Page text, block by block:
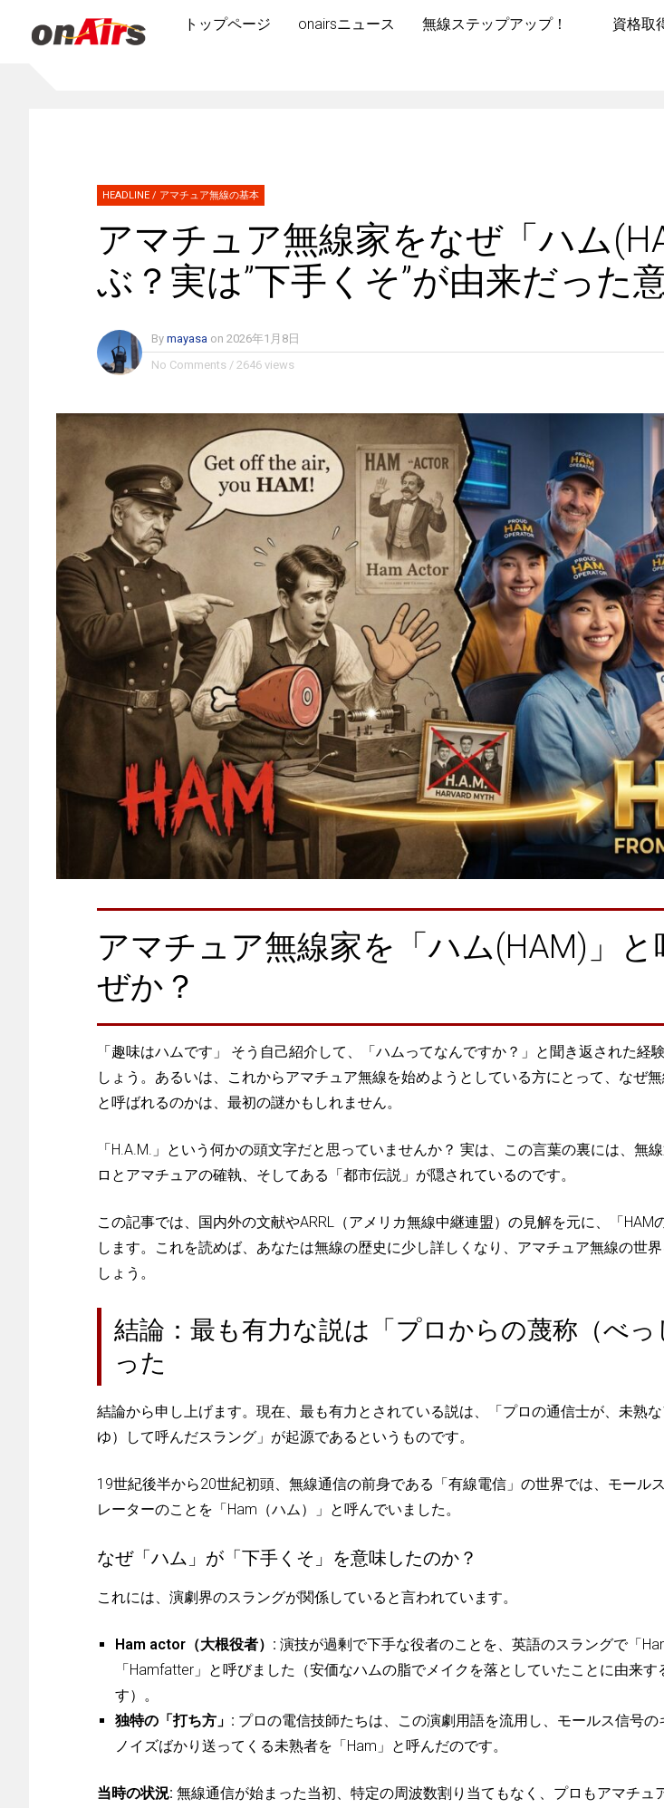
トップページ onairsニュース 無線ステップアップ！ 資格取
HEADLINE / アマチュア無線の基本
アマチュア無線家をなぜ「ハム
ぶ？実は”下手くそ”が由来だった
By mayasa on 2026年1月8日
No Comments / 2646 views
アマチュア無線家を「ハム(HAM)」
ぜか？
「趣味はハムです」 そう自己紹介して、「ハムってなんですか？」と聞き返された経
しょう。あるいは、これからアマチュア無線を始めようとしている方にとって、なぜ無
と呼ばれるのかは、最初の謎かもしれません。
「H.A.M.」という何かの頭文字だと思っていませんか？ 実は、この言葉の裏には、無
ロとアマチュアの確執、そしてある「都市伝説」が隠されているのです。
この記事では、国内外の文献やARRL（アメリカ無線中継連盟）の見解を元に、「HAM
します。これを読めば、あなたは無線の歴史に少し詳しくなり、アマチュア無線の世
しょう。
結論：最も有力な説は「プロからの蔑称（べ
った
結論から申し上げます。現在、最も有力とされている説は、「プロの通信士が、未熟
ゆ）して呼んだスラング」が起源であるというものです。
19世紀後半から20世紀初頭、無線通信の前身である「有線電信」の世界では、モール
レーターのことを「Ham（ハム）」と呼んでいました。
なぜ「ハム」が「下手くそ」を意味したのか？
これには、演劇界のスラングが関係していると言われています。
Ham actor（大根役者）: 演技が過剰で下手な役者のことを、英語のスラングで「
「Hamfatter」と呼びました（安価なハムの脂でメイクを落としていたことに由来す
す）。
独特の「打ち方」: プロの電信技師たちは、この演劇用語を流用し、モールス信号の
ノイズばかり送ってくる未熟者を「Ham」と呼んだのです。
当時の状況: 無線通信が始まった当初、特定の周波数割り当てもなく、プロもアマチュ